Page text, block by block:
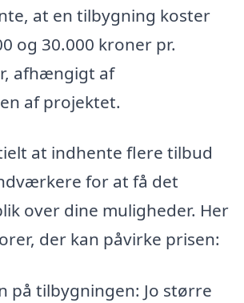
at en tilbygning koster
og 30.000 kroner pr.
afhængigt af
af projektet.
at indhente flere tilbud
for at få det
over dine muligheder. Her
der kan påvirke prisen:
på tilbygningen: Jo større